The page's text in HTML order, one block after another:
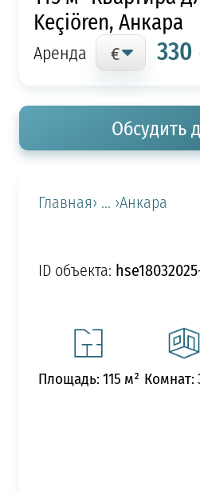
Keçiören, Анкара
Аренда 330
Обсудить
Главная› ... ›Анкара
ID объекта:
Площадь: 115 м² Комнат: